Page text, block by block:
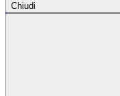
Chiudi